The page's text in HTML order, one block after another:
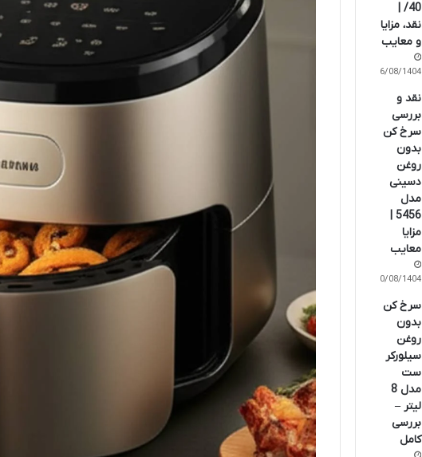
/40 |
نقد، مزایا
و معایب
16/08/1404
نقد و
بررسی
سرخ کن
بدون
روغن
دسینی
مدل
5456 |
مزایا
معایب
10/08/1404
سرخ کن
بدون
روغن
سیلورکر
ست
مدل 8
لیتر –
بررسی
کامل